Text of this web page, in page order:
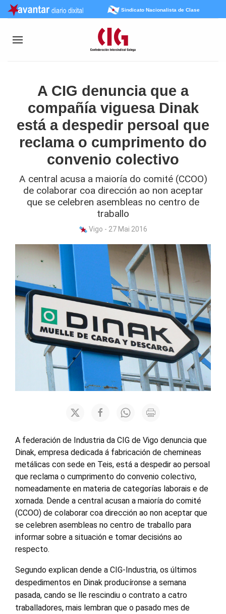
Sindicato Nacionalista de Clase
A CIG denuncia que a
compañía viguesa Dinak
está a despedir persoal que
reclama o cumprimento do
convenio colectivo
A central acusa a maioría do comité (CCOO)
de colaborar coa dirección ao non aceptar
que se celebren asembleas no centro de
traballo
Vigo - 27 Mai 2016
A federación de Industria da CIG de Vigo denuncia que
Dinak, empresa dedicada á fabricación de chemineas
metálicas con sede en Teis, está a despedir ao persoal
que reclama o cumprimento do convenio colectivo,
nomeadamente en materia de categorías laborais e de
xornada. Dende a central acusan a maioría do comité
(CCOO) de colaborar coa dirección ao non aceptar que
se celebren asembleas no centro de traballo para
informar sobre a situación e tomar decisións ao
respecto.
Segundo explican dende a CIG-Industria, os últimos
despedimentos en Dinak producíronse a semana
pasada, cando se lle rescindiu o contrato a catro
traballadores, mais lembran que o pasado mes de